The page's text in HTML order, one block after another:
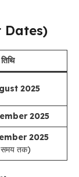
Dates)
तिथि
2025
2025
2025
तक)